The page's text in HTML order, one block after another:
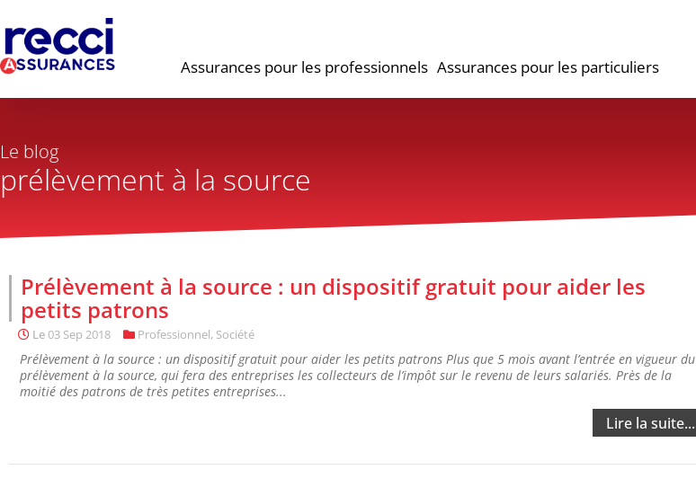
Assurances pour les professionnels Assurances pour les particuliers
Le blog
prélèvement à la source
Prélèvement à la source : un dispositif gratuit pour aider les
petits patrons
Le03 Sep 2018 Professionnel, Société
Prélèvement à la source : un dispositif gratuit pour aider les petits patrons Plus que 5 mois avant l’entrée en vigueur du
prélèvement à la source, qui fera des entreprises les collecteurs de l’impôt sur le revenu de leurs salariés. Près de la
moitié des patrons de très petites entreprises...
Lire la suite...